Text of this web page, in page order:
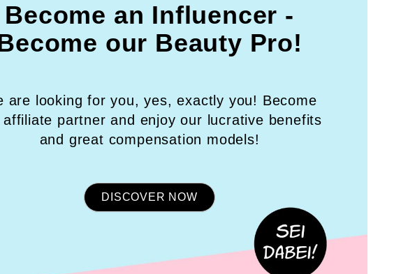
Become an Influencer -
our Beauty Pro!
are looking for you, yes, exactly you! Become
affiliate partner and enjoy our lucrative benefits
and great compensation models!
DISCOVER NOW